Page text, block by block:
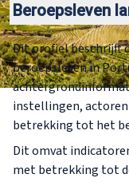
Beroepsleven
Dit profiel beschrijft
beroepsleven in
instellingen,
betrekking tot het
Dit omvat
met betrekking tot